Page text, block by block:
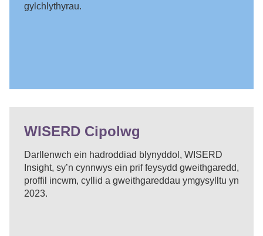
gylchlythyrau.
WISERD Cipolwg
Darllenwch ein hadroddiad blynyddol, WISERD
Insight, sy’n cynnwys ein prif feysydd gweithgaredd,
proffil incwm, cyllid a gweithgareddau ymgysylltu yn
2023.